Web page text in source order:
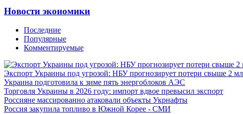
Новости экономики
Последние
Популярные
Комментируемые
Экспорт Украины под угрозой: НБУ прогнозирует потери свыше 2
Украина подготовила к зиме пять энергоблоков АЭС
Торговля Украины в 2026 году: импорт вдвое превысил экспорт
Россияне массированно атаковали объекты Укрнафты
Россия закупила топливо в Южной Корее - СМИ